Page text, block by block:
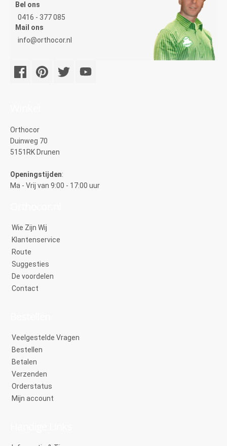
Bel ons
0416 - 377 085
Mail ons
info@orthocor.nl
Orthocor
Duinweg 70
5151RK Drunen
Openingstijden:
Ma - Vrij van 9:00 - 17:00 uur
Wie Zijn Wij
Klantenservice
Route
Suggesties
De voordelen
Contact
Veelgestelde Vragen
Bestellen
Betalen
Verzenden
Orderstatus
Mijn account